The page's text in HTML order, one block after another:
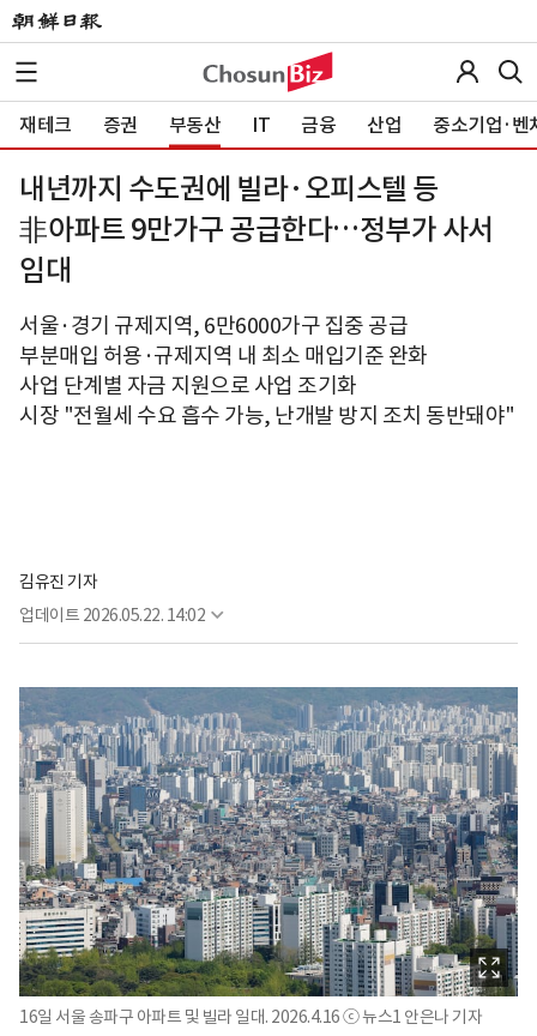
재테크 증권 부동산 IT 금융 산업 중소기업·벤
내년까지 수도권에 빌라·오피스텔 등
非아파트 9만가구 공급한다…정부가 사서
임대
서울·경기 규제지역, 6만6000가구 집중 공급
부분매입 허용·규제지역 내 최소 매입기준 완화
사업 단계별 자금 지원으로 사업 조기화
시장 "전월세 수요 흡수 가능, 난개발 방지 조치 동반돼야"
김유진 기자
업데이트 2026.05.22. 14:02
16일 서울 송파구 아파트 및 빌라 일대. 2026.4.16 ⓒ 뉴스1 안은나 기자